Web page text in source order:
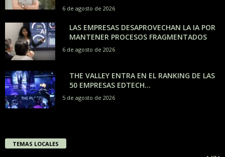
6 de agosto de 2026
LAS EMPRESAS DESAPROVECHAN LA IA POR
MANTENER PROCESOS FRAGMENTADOS
6 de agosto de 2026
THE VALLEY ENTRA EN EL RANKING DE LAS
50 EMPRESAS EDTECH...
5 de agosto de 2026
TEMAS LOCALES